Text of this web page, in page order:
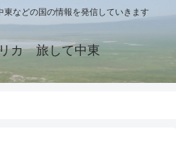
東などの国の情報を発信していきます
カ 旅して中東